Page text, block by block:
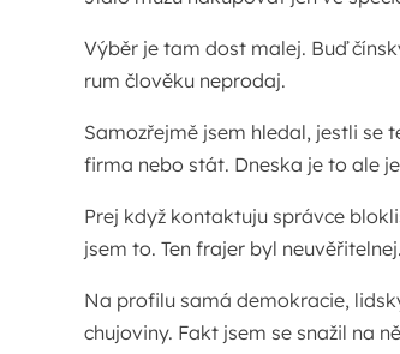
Výběr je tam dost malej. Buď
rum člověku neprodaj.
Samozřejmě jsem hledal, jestli se
firma nebo stát. Dneska je to ale
Prej když kontaktuju správce
jsem to. Ten frajer byl neuvěřitelnej.
Na profilu samá demokracie,
chujoviny. Fakt jsem se snažil na